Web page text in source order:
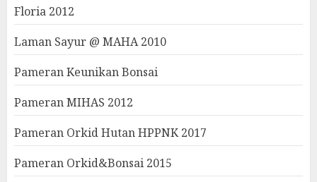
Floria 2012
Laman Sayur @ MAHA 2010
Pameran Keunikan Bonsai
Pameran MIHAS 2012
Pameran Orkid Hutan HPPNK 2017
Pameran Orkid&Bonsai 2015